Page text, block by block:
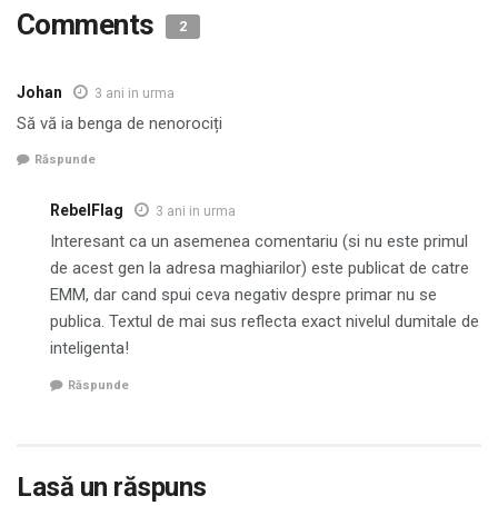
Comments 2
Johan 3 ani in urma
Să vă ia benga de nenorociți
Răspunde
RebelFlag 3 ani in urma
Interesant ca un asemenea comentariu (si nu este primul
de acest gen la adresa maghiarilor) este publicat de catre
EMM, dar cand spui ceva negativ despre primar nu se
publica. Textul de mai sus reflecta exact nivelul dumitale de
inteligenta!
Răspunde
Lasă un răspuns